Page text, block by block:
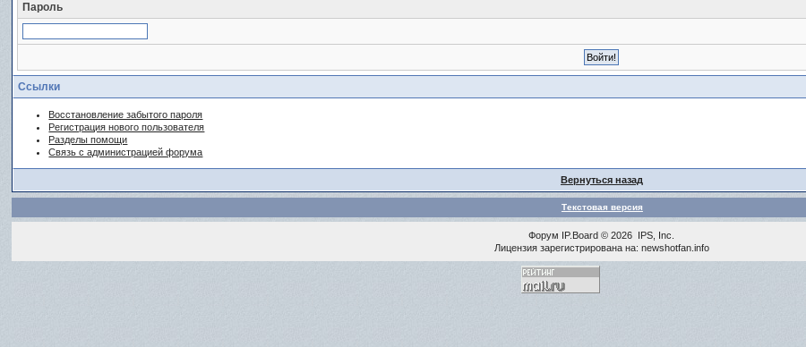
Пароль
Ссылки
Восстановление забытого пароля
Регистрация нового пользователя
Разделы помощи
Связь с администрацией форума
Вернуться назад
Текстовая версия
Форум IP.Board © 2026 IPS, Inc
Лицензия зарегистрирована на: newshotfan.info